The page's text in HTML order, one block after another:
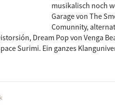
musikalisch noch
Garage von The
Comunnity,
Dream Pop von Venga
Surimi. Ein ganzes